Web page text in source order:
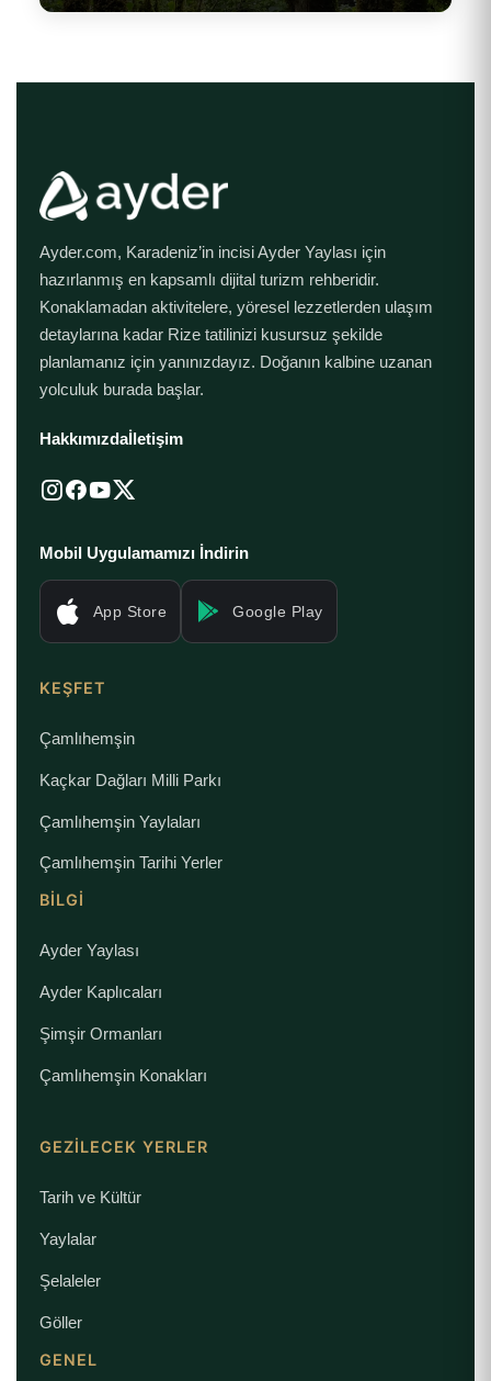
Ayder.com, Karadeniz’in incisi Ayder Yaylası için
hazırlanmış en kapsamlı dijital turizm rehberidir.
Konaklamadan aktivitelere, yöresel lezzetlerden ulaşım
detaylarına kadar Rize tatilinizi kusursuz şekilde
planlamanız için yanınızdayız. Doğanın kalbine uzanan
yolculuk burada başlar.
Hakkımızdaİletişim
Mobil Uygulamamızı İndirin
App Store Google Play
KEŞFET
Çamlıhemşin
Kaçkar Dağları Milli Parkı
Çamlıhemşin Yaylaları
Çamlıhemşin Tarihi Yerler
BILGI
Ayder Yaylası
Ayder Kaplıcaları
Şimşir Ormanları
Çamlıhemşin Konakları
GEZILECEK YERLER
Tarih ve Kültür
Yaylalar
Şelaleler
Göller
GENEL